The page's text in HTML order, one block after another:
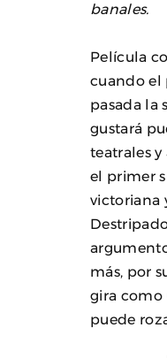
banales.
Película
cuando el
pasada la
gustará
teatrales y
el primer
victoriana
más, por
gira como
puede